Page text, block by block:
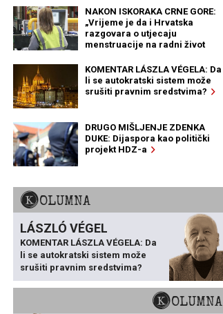
NAKON ISKORAKA CRNE GORE:
„Vrijeme je da i Hrvatska
razgovara o utjecaju
menstruacije na radni život
KOMENTAR LÁSZLA VÉGELA: Da
li se autokratski sistem može
srušiti pravnim sredstvima?
DRUGO MIŠLJENJE ZDENKA
DUKE: Dijaspora kao politički
projekt HDZ-a
KOLUMNA
LÁSZLÓ VÉGEL
KOMENTAR LÁSZLA VÉGELA: Da
li se autokratski sistem može
srušiti pravnim sredstvima?
KOLUMNA